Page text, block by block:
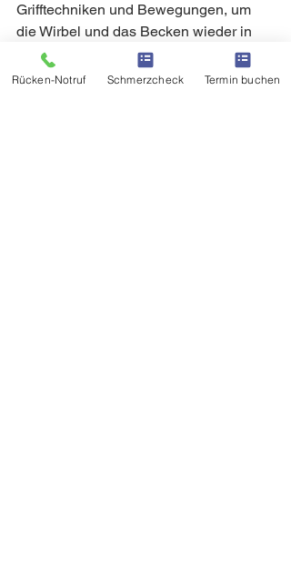
Grifftechniken und Bewegungen, um
die Wirbel und das Becken wieder in
ihre natürliche Position zu bringen.
Dabei ist eine genaue Diagnose und
Rücken-Notruf Schmerzcheck Termin buchen